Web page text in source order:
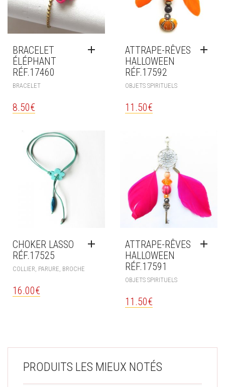
BRACELET
ÉLÉPHANT
RÉF.17460
BRACELET
8.50€
ATTRAPE-RÊVES
HALLOWEEN
RÉF.17592
OBJETS SPIRITUELS
11.50€
CHOKER LASSO
RÉF.17525
COLLIER, PARURE, BROCHE
16.00€
ATTRAPE-RÊVES
HALLOWEEN
RÉF.17591
OBJETS SPIRITUELS
11.50€
PRODUITS LES MIEUX NOTÉS